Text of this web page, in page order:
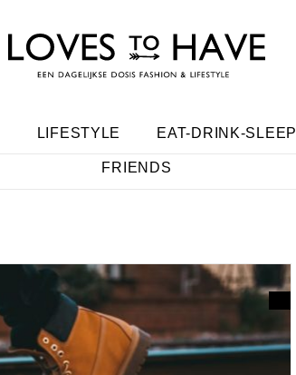
LIFESTYLE EAT-DRINK-SLEEP
FRIENDS